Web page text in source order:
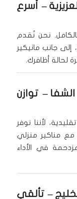
– أسرع
نحن نُقدم
إلى جانب مانيكير
لحالة أظافرك.
– توازن
لأننا نوفر
مع مناكير منزلي
في الأداء
– تألقي